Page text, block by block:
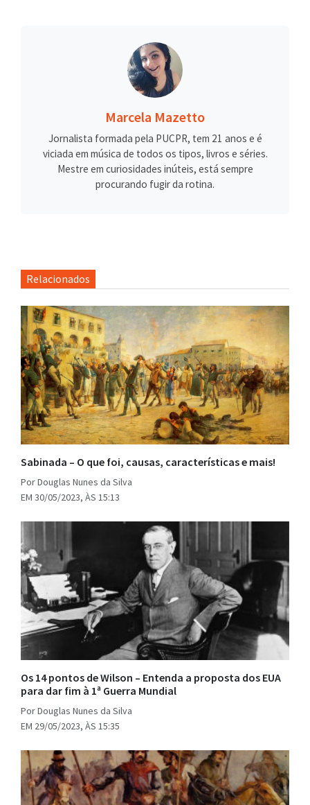
Marcela Mazetto
Jornalista formada pela PUCPR, tem 21 anos e é
viciada em música de todos os tipos, livros e séries.
Mestre em curiosidades inúteis, está sempre
procurando fugir da rotina.
Relacionados
Sabinada – O que foi, causas, características e mais!
Por Douglas Nunes da Silva
EM 30/05/2023, ÀS 15:13
Os 14 pontos de Wilson – Entenda a proposta dos EUA
para dar fim à 1ª Guerra Mundial
Por Douglas Nunes da Silva
EM 29/05/2023, ÀS 15:35